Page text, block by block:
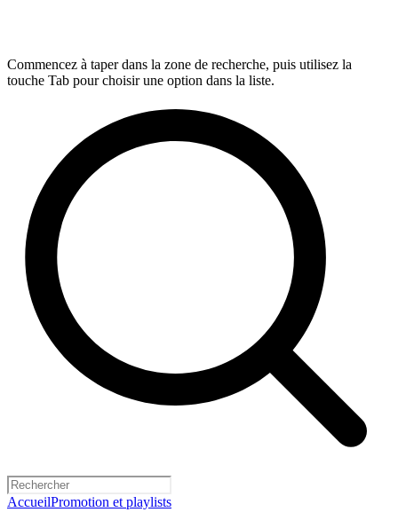
Commencez à taper dans la zone de recherche, puis utilisez la
touche Tab pour choisir une option dans la liste.
AccueilPromotion et playlists